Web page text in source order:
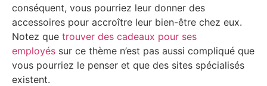
conséquent, vous pourriez leur donner des
accessoires pour accroître leur bien-être chez eux.
Notez que trouver des cadeaux pour ses
employés sur ce thème n’est pas aussi compliqué que
vous pourriez le penser et que des sites spécialisés
existent.